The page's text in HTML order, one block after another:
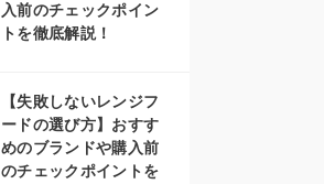
入前のチェックポイン
トを徹底解説！
【失敗しないレンジフ
ードの選び方】おすす
めのブランドや購入前
のチェックポイントを